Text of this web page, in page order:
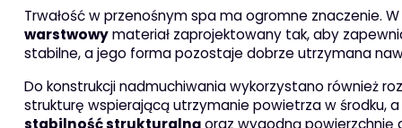
Trwałość w przenośnym spa ma ogromne znaczenie.
warstwowymateriał zaprojektowany tak, aby
stabilne, a jego forma pozostaje dobrze utrzymana
Do konstrukcji nadmuchiwania wykorzystano również
strukturę wspierającą utrzymanie powietrza w środku,
stabilność strukturalnąoraz wygodną powierzchnię